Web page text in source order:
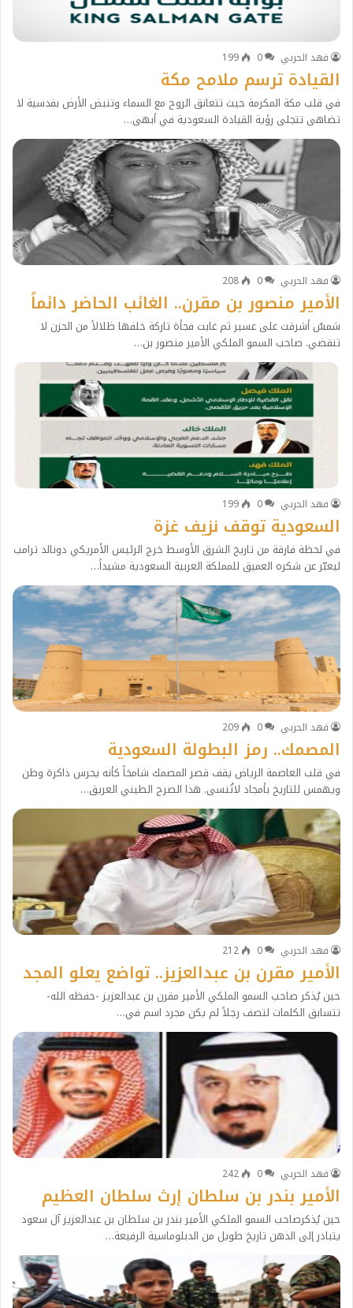
فهد الحربي 0
199
القيادة ترسم ملامح مكة
في قلب مكة المكرمة حيث تتعانق الروح مع السماء وتنبض الأرض بقدسية لا
تضاهى تتجلى رؤية القيادة السعودية في أبهى…
فهد الحربي 0
208
الأمير منصور بن مقرن.. الغائب الحاضر دائماً
شمسٌ أشرقت على عسير ثم غابت فجأة تاركة خلفها ظلالاً من الحزن لا
تنقضي.​ صاحب السمو الملكي الأمير منصور بن…
فهد الحربي 0
199
السعودية توقف نزيف غزة
في لحظة فارقة من تاريخ الشرق الأوسط خرج الرئيس الأمريكي دونالد ترامب
ليعبّر عن شكره العميق للمملكة العربية السعودية مشيداً…
فهد الحربي 0
209
المصمك.. رمز البطولة السعودية
في قلب العاصمة الرياض يقف قصر المصمك شامخاً كأنه يحرس ذاكرة وطن
ويهمس للتاريخ بأمجاد لاتُنسى.​ هذا الصرح الطيني العريق…
فهد الحربي 0
212
الأمير مقرن بن عبدالعزيز.. تواضع يعلو المجد
حين يُذكر صاحب السمو الملكي الأمير مقرن بن عبدالعزيز -حفظه الله-
تتسابق الكلمات لتصف رجلاً لم يكن مجرد اسم في…
فهد الحربي 0
242
الأمير بندر بن سلطان إرث سلطان العظيم
حين يُذكرصاحب السمو الملكي الأمير بندر بن سلطان بن عبدالعزيز آل سعود
يتبادر إلى الذهن تاريخ طويل من الدبلوماسية الرفيعة…